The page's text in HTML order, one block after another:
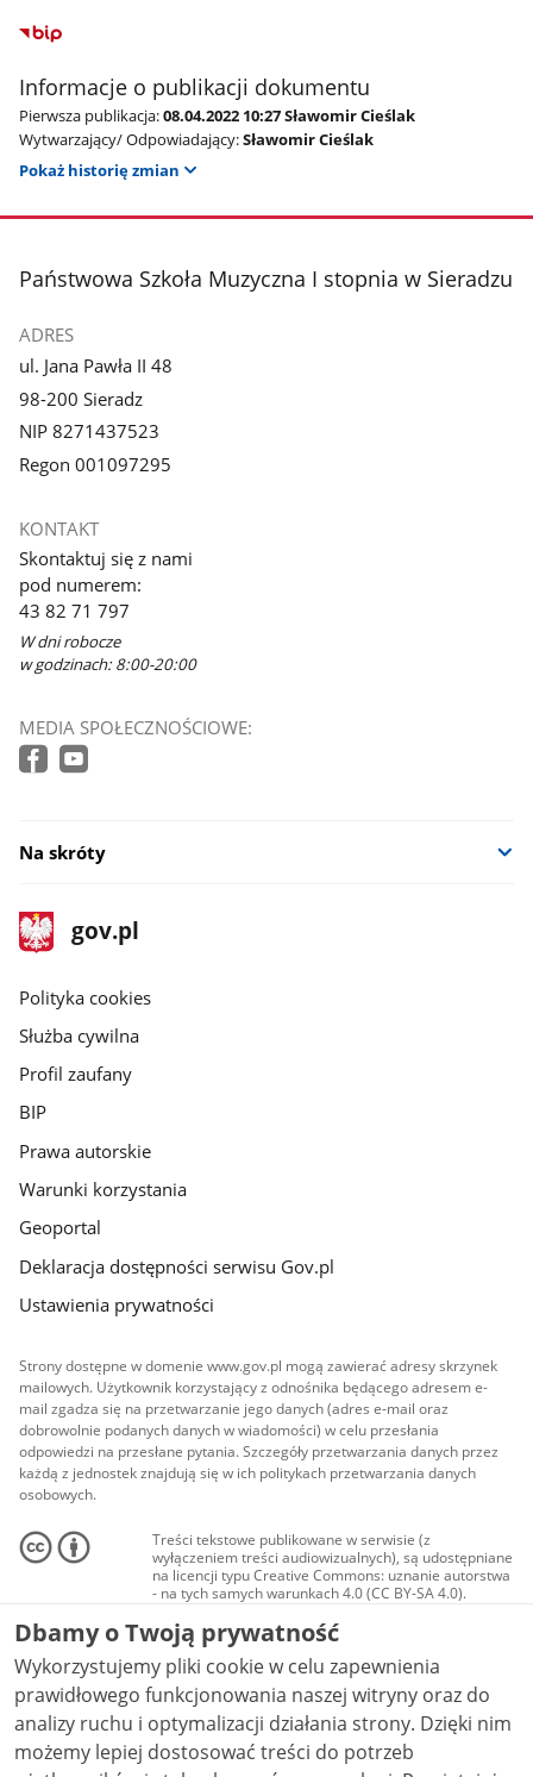
Informacje o publikacji dokumentu
Pierwsza publikacja:08.04.2022 10:27 Sławomir Cieślak
Wytwarzający/ Odpowiadający:Sławomir Cieślak
Pokaż historię zmian
stopka
Państwowa Szkoła Muzyczna I stopnia w Sieradzu
ADRES
ul. Jana Pawła II 48
98-200 Sieradz
NIP 8271437523
Regon 001097295
KONTAKT
Skontaktuj się z nami
pod numerem:
43 82 71 797
W dni robocze
w godzinach: 8:00-20:00
MEDIA SPOŁECZNOŚCIOWE:
Na skróty
stopka
gov.pl
Strona
gov.pl
gov.pl
Polityka cookies
Służba cywilna
Profil zaufany
BIP
Prawa autorskie
Warunki korzystania
Geoportal
Deklaracja dostępności serwisu Gov.pl
Ustawienia prywatności
Strony dostępne w domenie www.gov.pl mogą zawierać adresy skrzynek
mailowych. Użytkownik korzystający z odnośnika będącego adresem e-
mail zgadza się na przetwarzanie jego danych (adres e-mail oraz
dobrowolnie podanych danych w wiadomości) w celu przesłania
odpowiedzi na przesłane pytania. Szczegóły przetwarzania danych przez
każdą z jednostek znajdują się w ich politykach przetwarzania danych
osobowych.
Treści tekstowe publikowane w serwisie (z
wyłączeniem treści audiowizualnych), są udostępniane
na licencji typu Creative Commons: uznanie autorstwa
- na tych samych warunkach 4.0 (CC BY-SA 4.0).
Materiały audiowizualne, w tym zdjęcia, materiały
audio i wideo, są udostępniane na licencji typu
Creative Commons: uznanie autorstwa użycie
niekomercyjne - bez utworów zależnych 4.0 (CC BY-
NC-ND 4.0), o ile nie jest to stwierdzone inaczej.
Dbamy o Twoją prywatność
Wykorzystujemy pliki cookie w celu zapewnienia
prawidłowego funkcjonowania naszej witryny oraz do
analizy ruchu i optymalizacji działania strony. Dzięki nim
możemy lepiej dostosować treści do potrzeb